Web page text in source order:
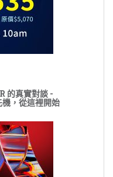
的真實對談 -
，從這裡開始